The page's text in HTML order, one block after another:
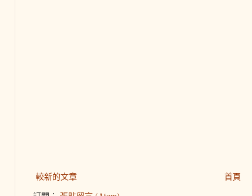
較新的文章
首頁